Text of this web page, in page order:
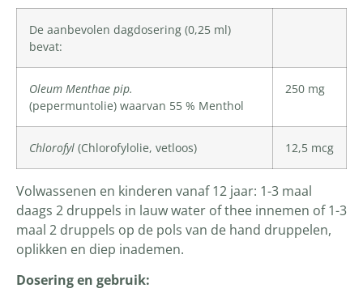
De aanbevolen dagdosering (0,25 ml)
bevat:
Oleum Menthae pip.
(pepermuntolie) waarvan 55 % Menthol
250 mg
Chlorofyl (Chlorofylolie, vetloos) 12,5 mcg
Volwassenen en kinderen vanaf 12 jaar: 1-3 maal
daags 2 druppels in lauw water of thee innemen of 1-3
maal 2 druppels op de pols van de hand druppelen,
oplikken en diep inademen.
Dosering en gebruik: